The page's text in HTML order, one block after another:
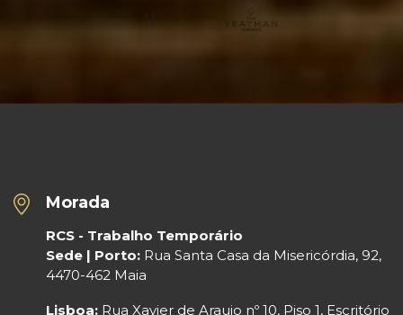
Morada
RCS - Trabalho Temporário
Sede | Porto: Rua Santa Casa da Misericórdia, 92,
4470-462 Maia
Lisboa: Rua Xavier de Araujo nº 10, Piso 1, Escritório